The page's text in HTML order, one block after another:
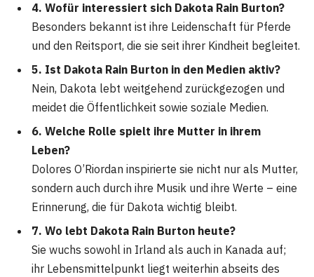
4. Wofür interessiert sich Dakota Rain Burton?
Besonders bekannt ist ihre Leidenschaft für Pferde
und den Reitsport, die sie seit ihrer Kindheit begleitet.
5. Ist Dakota Rain Burton in den Medien aktiv?
Nein, Dakota lebt weitgehend zurückgezogen und
meidet die Öffentlichkeit sowie soziale Medien.
6. Welche Rolle spielt ihre Mutter in ihrem
Leben?
Dolores O’Riordan inspirierte sie nicht nur als Mutter,
sondern auch durch ihre Musik und ihre Werte – eine
Erinnerung, die für Dakota wichtig bleibt.
7. Wo lebt Dakota Rain Burton heute?
Sie wuchs sowohl in Irland als auch in Kanada auf;
ihr Lebensmittelpunkt liegt weiterhin abseits des